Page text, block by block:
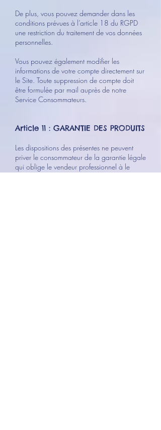
De plus, vous pouvez demander dans les
conditions prévues à l’article 18 du RGPD
une restriction du traitement de vos données
personnelles.
Vous pouvez également modifier les
informations de votre compte directement sur
le Site. Toute suppression de compte doit
être formulée par mail auprès de notre
Service Consommateurs.
Article 11 : GARANTIE DES PRODUITS
Les dispositions des présentes ne peuvent
priver le consommateur de la garantie légale
qui oblige le vendeur professionnel à le